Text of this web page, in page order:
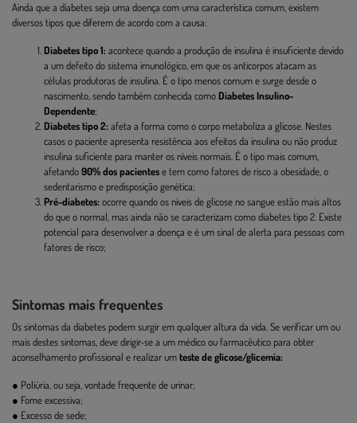
Ainda que a diabetes seja uma doença com uma característica comum, existem
diversos tipos que diferem de acordo com a causa:
Diabetes tipo 1:acontece quando a produção de insulina é insuficiente devido
a um defeito do sistema imunológico, em que os anticorpos atacam as
células produtoras de insulina. É o tipo menos comum e surge desde o
nascimento, sendo também conhecida comoDiabetes Insulino-
Dependente;
Diabetes tipo 2:afeta a forma como o corpo metaboliza a glicose. Nestes
casos o paciente apresenta resistência aos efeitos da insulina ou não produz
insulina suficiente para manter os níveis normais. É o tipo mais comum,
afetando90% dos pacientese tem como fatores de risco a obesidade, o
sedentarismo e predisposição genética;
Pré-diabetes:ocorre quando os níveis de glicose no sangue estão mais altos
do que o normal, mas ainda não se caracterizam como diabetes tipo 2. Existe
potencial para desenvolver a doença e é um sinal de alerta para pessoas com
fatores de risco;
Sintomas mais frequentes
Os sintomas da diabetes podem surgir em qualquer altura da vida. Se verificar um ou
mais destes sintomas, deve dirigir-se a um médico ou farmacêutico para obter
aconselhamento profissional e realizar umteste de glicose/glicemia:
● Poliúria, ou seja, vontade frequente de urinar;
● Fome excessiva;
● Excesso de sede;